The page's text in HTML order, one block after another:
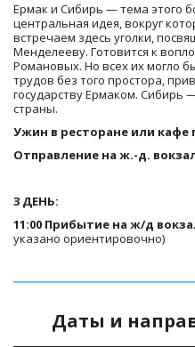
Ермак и Сибирь — тема этого
центральная идея, вокруг
встречаем здесь уголки,
Менделееву. Готовится к
Романовых. Но всех их могло
трудов без того простора,
государству Ермаком. Сибирь
страны.
Ужин в ресторане или кафе
Отправление на ж.-д.
3 ДЕНЬ:
11:00 Прибытие на ж/д
указано ориентировочно)
Даты и